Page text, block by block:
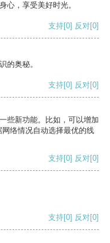
心，享受美好时光。
支持[0] 反对[0]
的奥秘。
支持[0] 反对[0]
些新功能。比如，可以增加
络情况自动选择最优的线
支持[0] 反对[0]
支持[0] 反对[0]